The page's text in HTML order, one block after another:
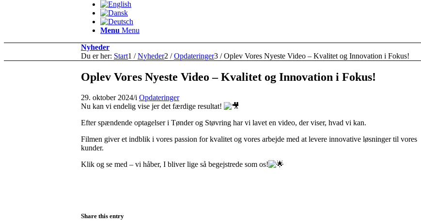
Menu Menu
Nyheder
Du er her: Start1 / Nyheder2 / Opdateringer3 / Oplev Vores Nyeste Video – Kvalitet og Innovation i Fokus!
Oplev Vores Nyeste Video – Kvalitet og Innovation i Fokus!
29. oktober 2024/i Opdateringer
Nu kan vi endelig vise jer det færdige resultat!
Efter spændende optagelser i Tønder og Støvring har vi lavet en video, der viser, hvad vi kan.
Filmen giver et indblik i vores passion for kvalitet og vores arbejde med at levere innovative løsninger til vores
kunder.
Klik og se med – vi håber, I bliver lige så begejstrede som os!
Share this entry